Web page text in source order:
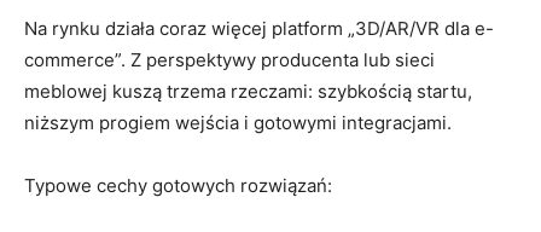
Na rynku działa coraz więcej platform „3D/AR/VR dla e-
commerce”. Z perspektywy producenta lub sieci
meblowej kuszą trzema rzeczami: szybkością startu,
niższym progiem wejścia i gotowymi integracjami.
Typowe cechy gotowych rozwiązań: